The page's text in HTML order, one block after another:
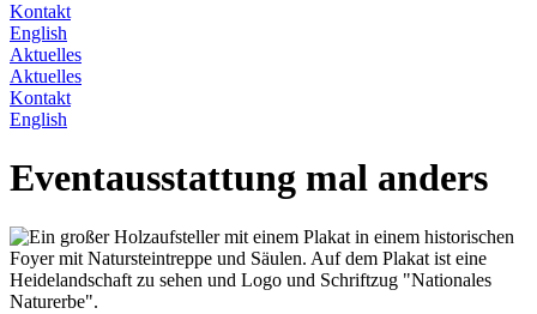
Kontakt
English
Aktuelles
Aktuelles
Kontakt
English
Eventausstattung mal anders